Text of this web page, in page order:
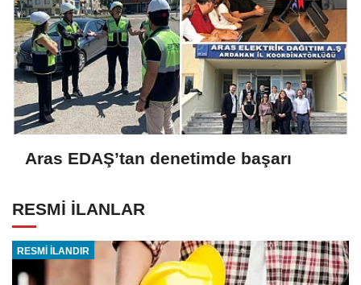
Aras EDAŞ’tan denetimde başarı
RESMİ İLANLAR
RESMİ İLANDIR